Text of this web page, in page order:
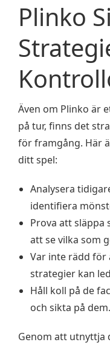
Plinko
Även om Plinko är
på tur, finns det
för framgång. Här
ditt spel:
Analysera
identifiera
Prova att
att se vilka som
Var inte rädd för
strategier kan
Håll koll på de
och sikta på dem.
Genom att utnyttja